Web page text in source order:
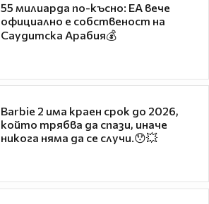
55 милиарда по-късно: EA вече
официално е собственост на
Саудитска Арабия💰
Barbie 2 има краен срок до 2026,
който трябва да спази, иначе
никога няма да се случи.😯💥